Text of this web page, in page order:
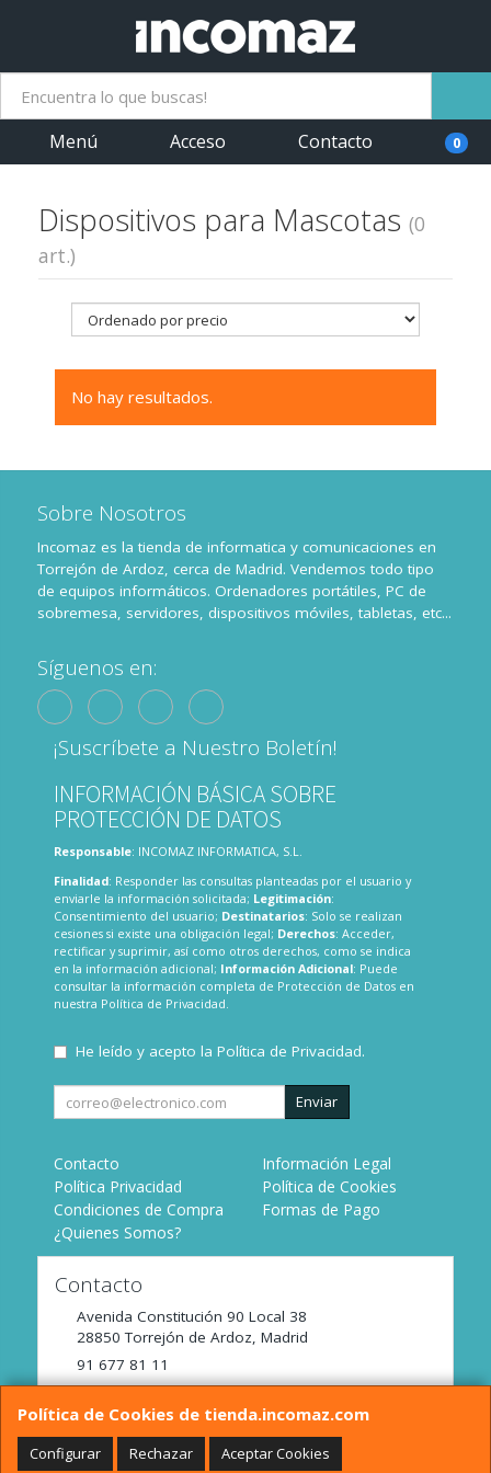
Menú Acceso Contacto 0
Dispositivos para Mascotas (0
art.)
No hay resultados.
Política de Cookies de tienda.incomaz.com
Configurar Rechazar Aceptar Cookies
Sobre Nosotros
Incomaz es la tienda de informatica y comunicaciones en
Torrejón de Ardoz, cerca de Madrid. Vendemos todo tipo
de equipos informáticos. Ordenadores portátiles, PC de
sobremesa, servidores, dispositivos móviles, tabletas, etc...
Síguenos en:
¡Suscríbete a Nuestro Boletín!
INFORMACIÓN BÁSICA SOBRE
PROTECCIÓN DE DATOS
Responsable: INCOMAZ INFORMATICA, S.L.
Finalidad: Responder las consultas planteadas por el usuario y
enviarle la información solicitada; Legitimación:
Consentimiento del usuario; Destinatarios: Solo se realizan
cesiones si existe una obligación legal; Derechos: Acceder,
rectificar y suprimir, así como otros derechos, como se indica
en la información adicional; Información Adicional: Puede
consultar la información completa de Protección de Datos en
nuestra Política de Privacidad
He leído y acepto la Política de Privacidad.
Enviar
Contacto
Información Legal
Política Privacidad
Política de Cookies
Condiciones de Compra
Formas de Pago
¿Quienes Somos?
Contacto
Avenida Constitución 90 Local 38
28850 Torrejón de Ardoz, Madrid
91 677 81 11
tienda@incomaz.com
Horario